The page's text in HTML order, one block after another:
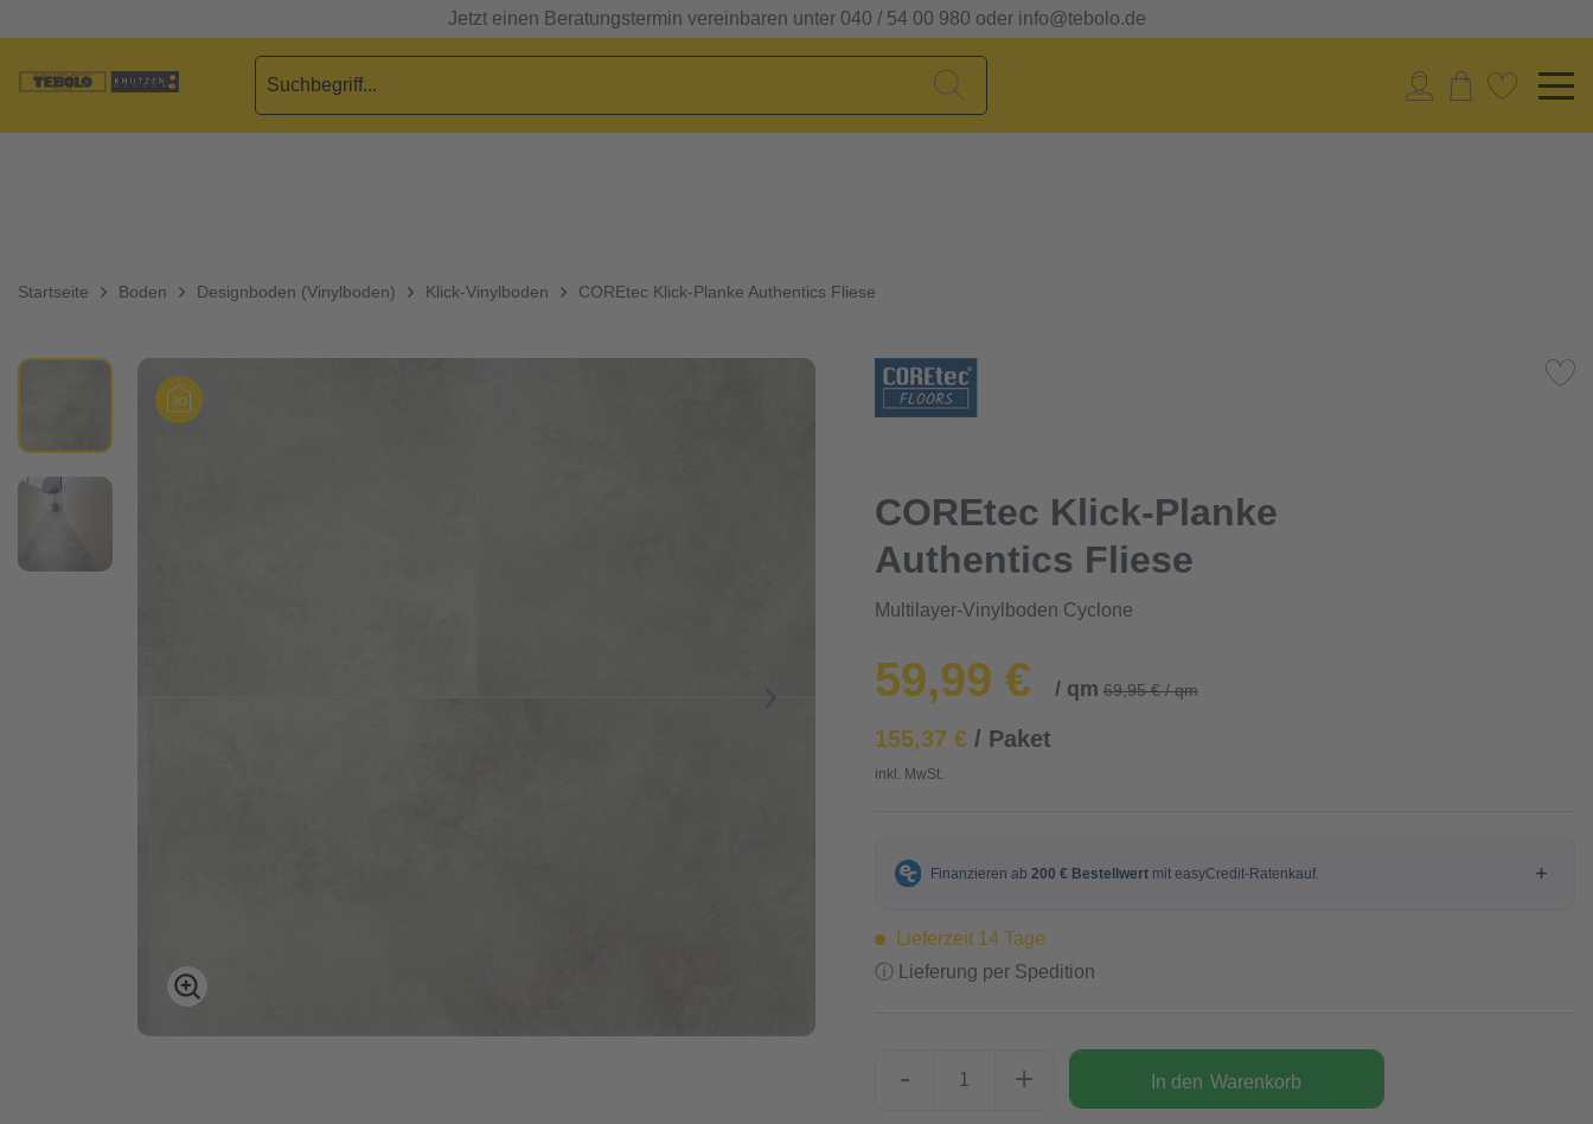
Jetzt einen Beratungstermin vereinbaren unter 040 / 54 00 980 oder info@tebolo.de
Startseite Boden Designboden (Vinylboden) Klick-Vinylboden COREtec Klick-Planke Authentics Fliese
COREtec Klick-Planke
Authentics Fliese
Multilayer-Vinylboden Cyclone
59,99 € / qm 69,95 € / qm
155,37 €/ Paket
inkl. MwSt.
Lieferzeit 14 Tage
ⓘ Lieferung per Spedition
- + In den Warenkorb